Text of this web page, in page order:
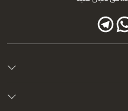
اندازه اصلاح را داشته باشد.